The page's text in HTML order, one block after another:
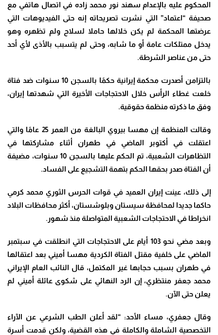
المحكوم عليه بالإعدام سهند نور محمد زاده في اتصال هاتفي مع
صحيفة “اعتماد” التي نشرت تصريحاته إنه حتى الفيديوهات التي
عرضتها المحكمة لم يكن خلالها حاملا لسلاح ولم تظهره وهو
يدخل ممتلكات عامة أو ما شابه، وحتى لم يتسبب بالأذى لأي أحد
حتى من عناصر الشرطة.
بالتزامن أصدرت محكمة إيرانية حكمًا بالسجن 10 سنوات ضد فتاة
خلعت غطاء الرأس خلال الاحتجاجات الأخيرة التي شهدتها إيران،
وفق ما ذكرته منظمة حقوقية.
وقالت المنظمة إن مهسا بيروي البالغة من العمر 25 عامًا والتي
اعتقلت في أكتوبر الماضي في طهران أثناء مشاركتها في
التظاهرات الشعبية، تم الحكم عليها بالسجن 10 سنوات، مضيفة
أن الفتاة صدر بحقها الحكم بتهمة التشجيع على الفساد.
إلى ذلك، عينت إيران العميد في قوات الحرس الثوري محمد كرمي
حاكما جديدا لمحافظة سيستان وبلوشستان، أكثر محافظات البلاد
انخراطا في الاحتجاجات الشعبية المتواصلة منذ شهور .
وبعد مضي نحو 103 أيام على الاحتجاجات التي انطلقت في سبتمبر
الماضي على خلفية مقتل الفتاة الكردية مهسا أميني بعد اعتقالها
في طهران بسبب حجابها غير المكتمل، قال النائب العام الإيراني
محمد جعفر منتظري، إن الرد النهائي على شكوى عائلة أميني لم
يعلن حتى الآن.
وقال جعفري، مساء الأحد: “لقد أعلن الطب الشرعي عن الآراء
التخصصية الشاملة والكاملة في هذه القضية، ولكن قدمت أسرة